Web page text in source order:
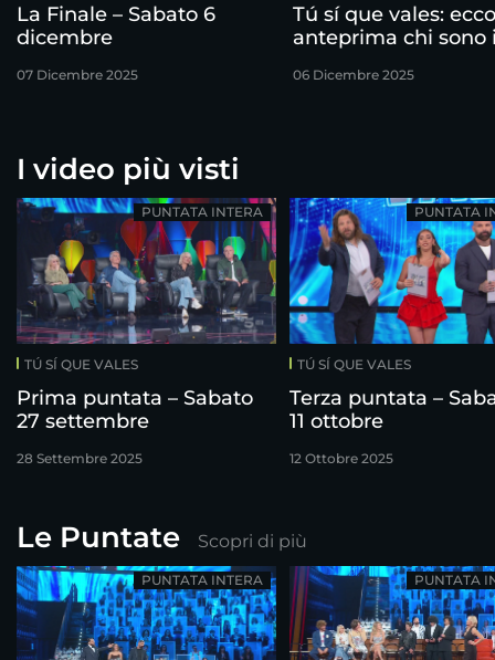
La Finale – Sabato 6
dicembre
07 Dicembre 2025
Tú sí que vales:
anteprima chi sono
06 Dicembre 2025
I video più visti
TÚ SÍ QUE VALES
Prima puntata – Sabato
27 settembre
28 Settembre 2025
PUNTATA INTERA
TÚ SÍ QUE VALES
Terza puntata –
11 ottobre
12 Ottobre 2025
PUNTATA
Le Puntate Scopri di più
PUNTATA INTERA PUNTATA